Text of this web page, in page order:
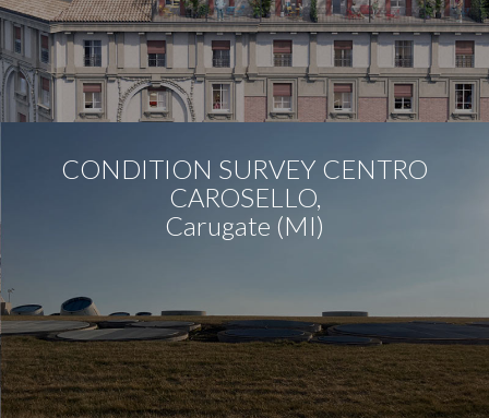
CONDITION SURVEY CENTRO
CAROSELLO,
Carugate (MI)